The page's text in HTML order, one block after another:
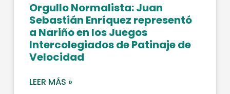
Orgullo Normalista: Juan
Sebastián Enríquez representó
a Nariño en los Juegos
Intercolegiados de Patinaje de
Velocidad
LEER MÁS »